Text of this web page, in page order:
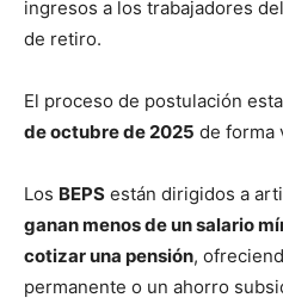
ingresos a los trabajadores
de retiro.
El proceso de postulación
de octubre de 2025 de forma
Los BEPS están dirigidos a
ganan menos de un salario
cotizar una pensión,
permanente o un ahorro